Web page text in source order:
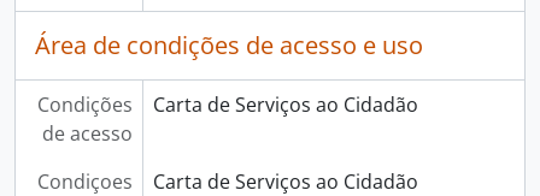
Área de condições de acesso e uso
Condições
de acesso
Carta de Serviços ao Cidadão
Condiçoes
Carta de Serviços ao Cidadão